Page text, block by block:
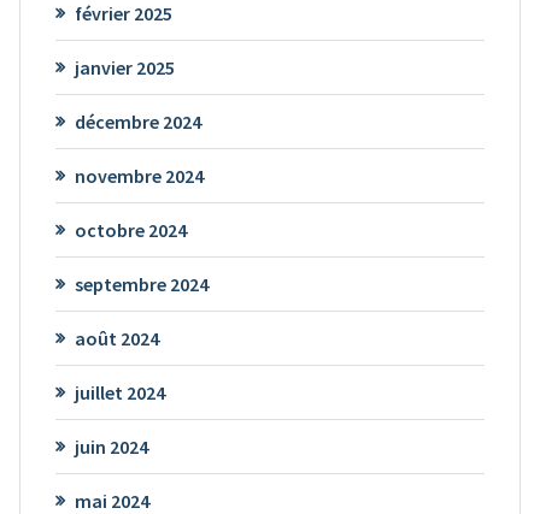
février 2025
janvier 2025
décembre 2024
novembre 2024
octobre 2024
septembre 2024
août 2024
juillet 2024
juin 2024
mai 2024